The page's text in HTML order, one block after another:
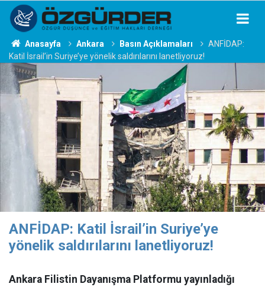
Anasayfa Ankara Basın Açıklamaları
ANFİDAP:
Katil İsrail’in Suriye’ye yönelik saldırılarını lanetliyoruz!
ANFİDAP: Katil İsrail’in Suriye’ye
yönelik saldırılarını lanetliyoruz!
Ankara Filistin Dayanışma Platformu yayınladığı